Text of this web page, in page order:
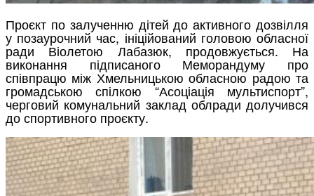
Проєкт по залученню дітей до активного дозвілля
у позаурочний час, ініційований головою обласної
ради Віолетою Лабазюк, продовжується. На
виконання підписаного Меморандуму про
співпрацю між Хмельницькою обласною радою та
громадською спілкою “Асоціація мультиспорт”,
черговий комунальний заклад облради долучився
до спортивного проєкту.